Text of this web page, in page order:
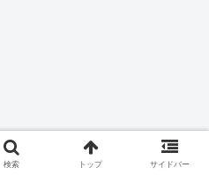
検索 トップ サイドバー